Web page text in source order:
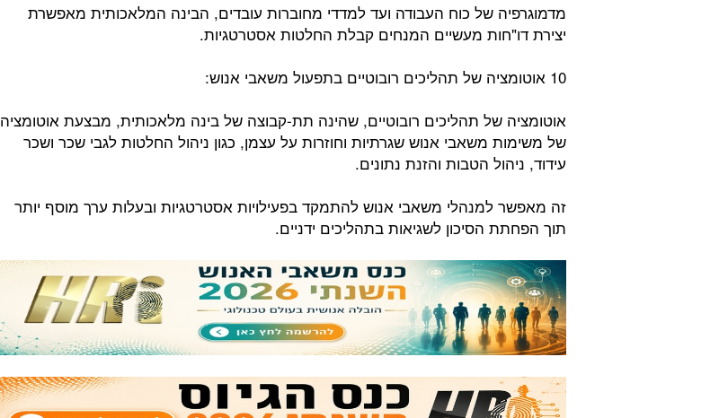
מדמוגרפיה של כוח העבודה ועד למדדי מחוברות עובדים, הבינה המלאכותית מאפשרת
יצירת דו"חות מעשיים המנחים קבלת החלטות אסטרטגיות.
10 אוטומציה של תהליכים רובוטיים בתפעול משאבי אנוש:
אוטומציה של תהליכים רובוטיים, שהינה תת-קבוצה של בינה מלאכותית, מבצעת אוטומציה
של משימות משאבי אנוש שגרתיות וחוזרות על עצמן, כגון ניהול החלטות לגבי שכר ושכר
עידוד, ניהול הטבות והזנת נתונים.
זה מאפשר למנהלי משאבי אנוש להתמקד בפעילויות אסטרטגיות ובעלות ערך מוסף יותר
תוך הפחתת הסיכון לשגיאות בתהליכים ידניים.